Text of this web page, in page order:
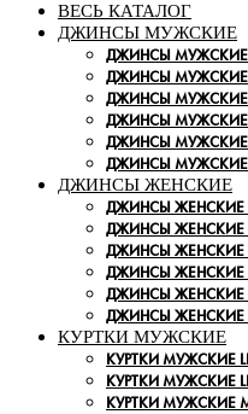
ВЕСЬ КАТАЛОГ
ДЖИНСЫ МУЖСКИЕ
ДЖИНСЫ МУЖСКИЕ
ДЖИНСЫ МУЖСКИЕ
ДЖИНСЫ МУЖСКИЕ
ДЖИНСЫ МУЖСКИЕ
ДЖИНСЫ МУЖСКИЕ
ДЖИНСЫ МУЖСКИЕ
ДЖИНСЫ ЖЕНСКИЕ
ДЖИНСЫ ЖЕНСКИЕ
ДЖИНСЫ ЖЕНСКИЕ
ДЖИНСЫ ЖЕНСКИЕ
ДЖИНСЫ ЖЕНСКИЕ
ДЖИНСЫ ЖЕНСКИЕ
ДЖИНСЫ ЖЕНСКИЕ
КУРТКИ МУЖСКИЕ
КУРТКИ МУЖСКИЕ
КУРТКИ МУЖСКИЕ
КУРТКИ МУЖСКИЕ